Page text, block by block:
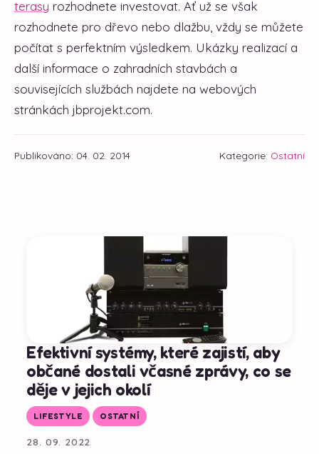
terasy rozhodnete investovat. Ať už se však
rozhodnete pro dřevo nebo dlažbu, vždy se můžete
počítat s perfektním výsledkem. Ukázky realizací a
další informace o zahradních stavbách a
souvisejících službách najdete na webových
stránkách jbprojekt.com.
Publikováno: 04. 02. 2014 Kategorie: Ostatní
Efektivní systémy, které zajistí, aby
občané dostali včasné zprávy, co se
děje v jejich okolí
LIFESTYLE OSTATNÍ
28. 09. 2022